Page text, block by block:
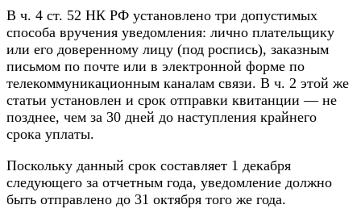
В ч. 4 ст. 52 НК РФ установлено три допустимых
способа вручения уведомления: лично плательщику
или его доверенному лицу (под роспись), заказным
письмом по почте или в электронной форме по
телекоммуникационным каналам связи. В ч. 2 этой же
статьи установлен и срок отправки квитанции — не
позднее, чем за 30 дней до наступления крайнего
срока уплаты.
Поскольку данный срок составляет 1 декабря
следующего за отчетным года, уведомление должно
быть отправлено до 31 октября того же года.